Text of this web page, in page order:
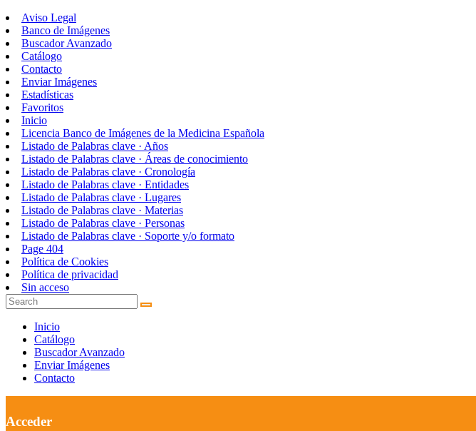
Aviso Legal
Banco de Imágenes
Buscador Avanzado
Catálogo
Contacto
Enviar Imágenes
Estadísticas
Favoritos
Inicio
Licencia Banco de Imágenes de la Medicina Española
Listado de Palabras clave · Años
Listado de Palabras clave · Áreas de conocimiento
Listado de Palabras clave · Cronología
Listado de Palabras clave · Entidades
Listado de Palabras clave · Lugares
Listado de Palabras clave · Materias
Listado de Palabras clave · Personas
Listado de Palabras clave · Soporte y/o formato
Page 404
Política de Cookies
Política de privacidad
Sin acceso
Inicio
Catálogo
Buscador Avanzado
Enviar Imágenes
Contacto
Acceder